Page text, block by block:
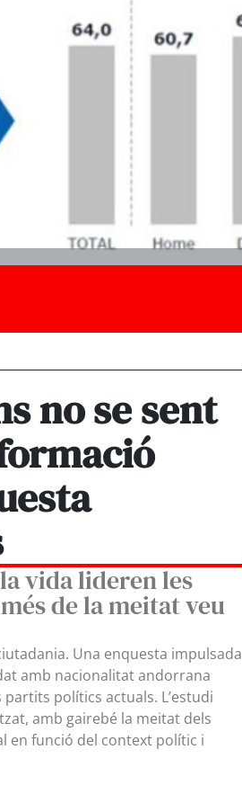
no se sent
vida lideren les
de la meitat veu
Una enquesta impulsada
amb nacionalitat andorrana
polítics actuals. L’estudi
amb gairebé la meitat dels
en funció del context polític i